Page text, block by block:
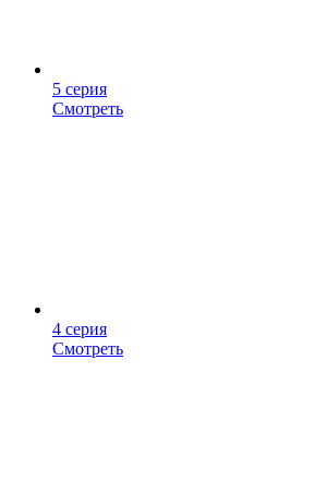
5 серия
Смотреть
4 серия
Смотреть